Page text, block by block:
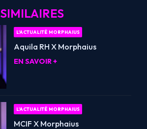
L'ACTUALITÉ MORPHAIUS
Aquila RH X Morphaius
EN SAVOIR +
L'ACTUALITÉ MORPHAIUS
MCIF X Morphaius